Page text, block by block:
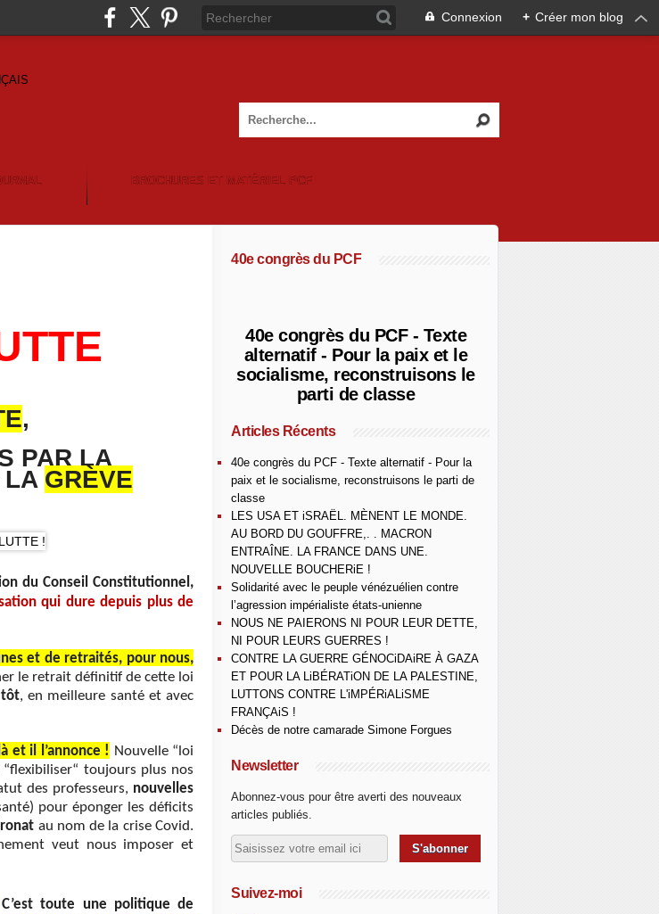
Connexion + Créer mon blog
BROCHURES ET MATÉRIEL PCF
,
PAR LA
LA GRÈVE
du Conseil Constitutionnel,
qui dure depuis plus de
et de retraités, pour nous,
le retrait définitif de cette loi
tôt, en meilleure santé et avec
et il l’annonce ! Nouvelle “loi
toujours plus nos
des professeurs, nouvelles
pour éponger les déficits
au nom de la crise Covid.
veut nous imposer et
C’est toute une politique de
40e congrès du PCF
40e congrès du PCF - Texte
alternatif - Pour la paix et le
socialisme, reconstruisons le
parti de classe
Articles Récents
40e congrès du PCF - Texte alternatif - Pour la
paix et le socialisme, reconstruisons le parti de
classe
LES USA ET iSRAËL. MÈNENT LE MONDE.
AU BORD DU GOUFFRE,. . MACRON
ENTRAÎNE. LA FRANCE DANS UNE.
NOUVELLE BOUCHERiE !
Solidarité avec le peuple vénézuélien contre
l’agression impérialiste états-unienne
NOUS NE PAIERONS NI POUR LEUR DETTE,
NI POUR LEURS GUERRES !
CONTRE LA GUERRE GÉNOCiDAiRE À GAZA
ET POUR LA LiBÉRATiON DE LA PALESTINE,
LUTTONS CONTRE L'iMPÉRiALiSME
FRANÇAiS !
Décès de notre camarade Simone Forgues
Newsletter
Abonnez-vous pour être averti des nouveaux
articles publiés.
Suivez-moi